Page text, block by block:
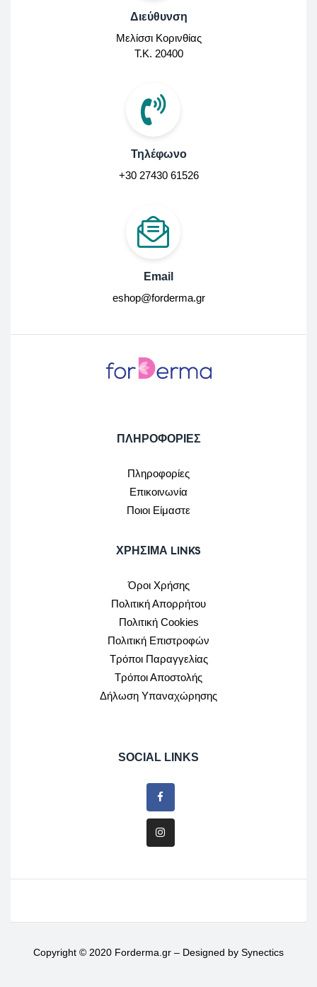
Διεύθυνση
Μελίσσι Κορινθίας
Τ.Κ. 20400
Τηλέφωνο
+30 27430 61526
Email
eshop@forderma.gr
ΠΛΗΡΟΦΟΡΙΕΣ
Πληροφορίες
Επικοινωνία
Ποιοι Είμαστε
ΧΡΉΣΙΜΑ LINKS
Όροι Χρήσης
Πολιτική Απορρήτου
Πολιτική Cookies
Πολιτική Επιστροφών
Τρόποι Παραγγελίας
Τρόποι Αποστολής
Δήλωση Υπαναχώρησης
SOCIAL LINKS
Copyright © 2020 Forderma.gr – Designed by Synectics